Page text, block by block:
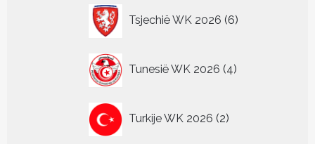
Tsjechië WK 2026 6
producten
Tunesië WK 2026 4
producten
Turkije WK 2026 2
producten